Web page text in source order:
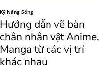
Kỹ Năng Sống
Hướng dẫn vẽ bàn
chân nhân vật Anime,
Manga từ các vị trí
khác nhau